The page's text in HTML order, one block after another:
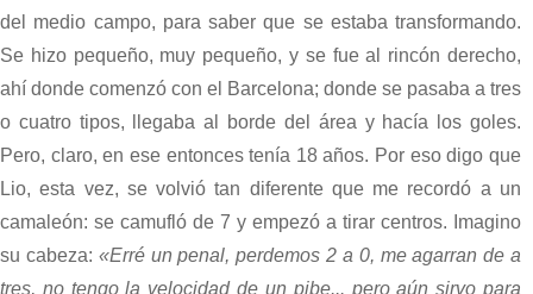
del medio campo, para saber que se estaba transformando.
Se hizo pequeño, muy pequeño, y se fue al rincón derecho,
ahí donde comenzó con el Barcelona; donde se pasaba a tres
o cuatro tipos, llegaba al borde del área y hacía los goles.
Pero, claro, en ese entonces tenía 18 años. Por eso digo que
Lio, esta vez, se volvió tan diferente que me recordó a un
camaleón: se camufló de 7 y empezó a tirar centros. Imagino
su cabeza: «Erré un penal, perdemos 2 a 0, me agarran de a
tres, no tengo la velocidad de un pibe... pero aún sirvo para